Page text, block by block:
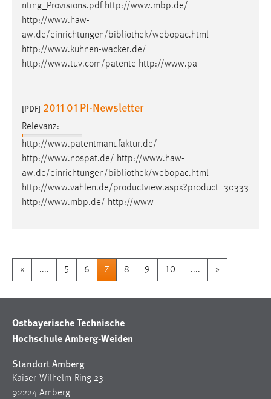
nting_Provisions.pdf http://www.mbp.de/
http://www.haw-
aw.de/einrichtungen/bibliothek/webopac.html
http://www.kuhnen-wacker.de/
http://www.tuv.com/patente http://www.pa
[PDF] 2011 01 PI-Newsletter
Relevanz:
http://www.patentmanufaktur.de/
http://www.nospat.de/ http://www.haw-
aw.de/einrichtungen/bibliothek/webopac.html
http://www.vahlen.de/productview.aspx?product=30333
http://www.mbp.de/ http://www
« .... 5 6 7 8 9 10 .... »
Ostbayerische Technische
Hochschule Amberg-Weiden
Standort Amberg
Kaiser-Wilhelm-Ring 23
92224 Amberg